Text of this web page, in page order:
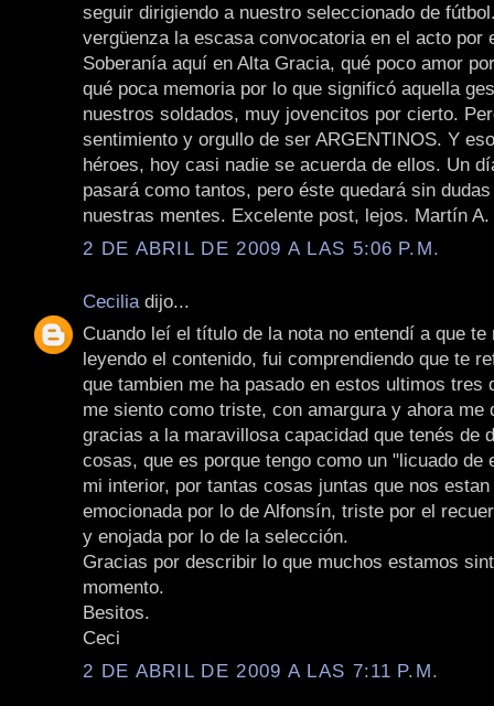
seguir dirigiendo a nuestro seleccionado de
vergüenza la escasa convocatoria en el acto por
Soberanía aquí en Alta Gracia, qué poco amor
qué poca memoria por lo que significó aquella
nuestros soldados, muy jovencitos por cierto.
sentimiento y orgullo de ser ARGENTINOS. Y
héroes, hoy casi nadie se acuerda de ellos. Un
pasará como tantos, pero éste quedará sin
nuestras mentes. Excelente post, lejos. Martín A.
2 DE ABRIL DE 2009 A LAS 5:06 P.M.
Cecilia dijo...
Cuando leí el título de la nota no entendí a que
leyendo el contenido, fui comprendiendo que te
que tambien me ha pasado en estos ultimos tres
me siento como triste, con amargura y ahora me
gracias a la maravillosa capacidad que tenés de
cosas, que es porque tengo como un "licuado de
mi interior, por tantas cosas juntas que nos
emocionada por lo de Alfonsín, triste por el
y enojada por lo de la selección.
Gracias por describir lo que muchos estamos
momento.
Besitos.
Ceci
2 DE ABRIL DE 2009 A LAS 7:11 P.M.